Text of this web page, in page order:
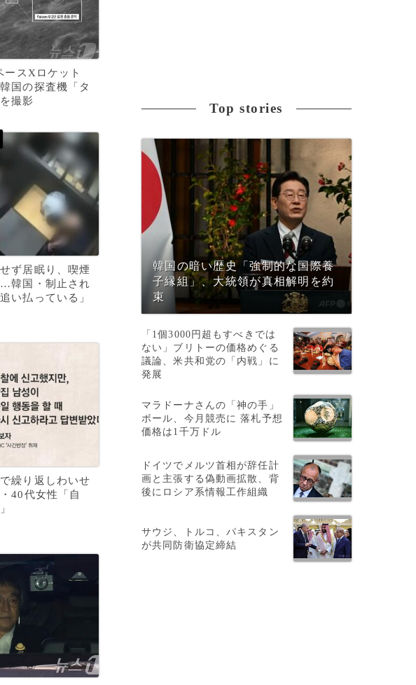
ースXロケット
国の探査機「タ
撮影
ず居眠り、喫煙
韓国・制止され
い払っている」
繰り返しわいせ
40代女性「自
Top stories
韓国の暗い歴史「強制的な国際養
子縁組」、大統領が真相解明を約
束
「1個3000円超もすべきでは
ない」ブリトーの価格めぐる
議論、米共和党の「内戦」に
発展
マラドーナさんの「神の手」
ボール、今月競売に 落札予想
価格は1千万ドル
ドイツでメルツ首相が辞任計
画と主張する偽動画拡散、背
後にロシア系情報工作組織
サウジ、トルコ、パキスタン
が共同防衛協定締結